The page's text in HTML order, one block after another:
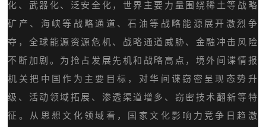
化、武器化、泛安全化，世界主要力量围绕稀土等战略
矿产、海峡等战略通道、石油等战略能源展开激烈争
夺，全球能源资源危机、战略通道威胁、金融冲击风险
不断加剧。为抢占发展先机和战略高点，境外间谍情报
机关把中国作为主要目标，对华间谍窃密呈现态势升
级、活动领域拓展、渗透渠道增多、窃密技术翻新等特
征。从思想文化领域看，国家文化影响力竞争日趋激